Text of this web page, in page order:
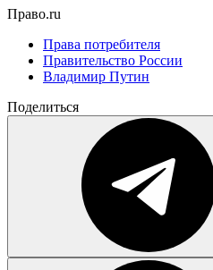
Право.ru
Права потребителя
Правительство России
Владимир Путин
Поделиться